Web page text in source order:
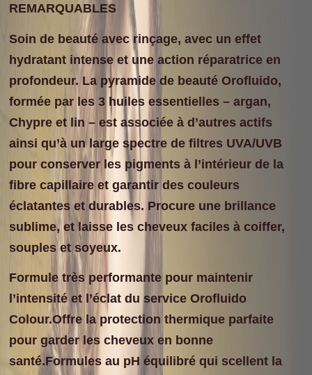
REMARQUABLES
Soin de beauté avec rinçage, avec un effet
hydratant intense et une action réparatrice en
profondeur. La pyramide de beauté Orofluido,
formée par les 3 huiles essentielles – argan,
Chypre et lin – est associée à d’autres actifs
ainsi qu’à un large spectre de filtres UVA/UVB
pour conserver les pigments à l’intérieur de la
fibre capillaire et garantir des couleurs
éclatantes et durables. Procure une brillance
sublime, et laisse les cheveux faciles à coiffer,
souples et soyeux.
Formule très performante pour maintenir
l’intensité et l’éclat du service Orofluido
Colour.Offre la protection thermique parfaite
pour garder les cheveux en bonne
santé.Formules au pH équilibré qui scellent la